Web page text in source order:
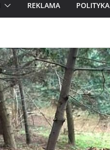
REKLAMA POLITYKA